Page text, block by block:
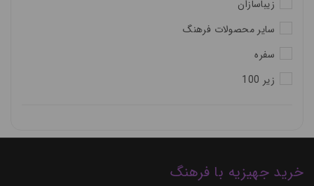
زیباسازان
سایر محصولات فرهنگ
سفره
زیر 100
خرید جهیزیه با فرهنگ